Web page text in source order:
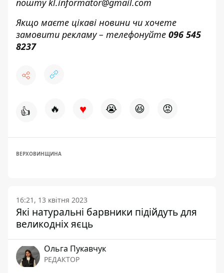
поштуkl.informator@gmail.com
Якщо маєте цікаві новини чи хочете
замовити рекламу – телефонуйте 096 545
8237
👍 🔥 ♥ 😭 😆 😡
ВЕРХОВИНЩИНА
16:21, 13 квітня 2023
Які натуральні барвники підійдуть для
великодніх яєць
Ольга Пукавчук
РЕДАКТОР